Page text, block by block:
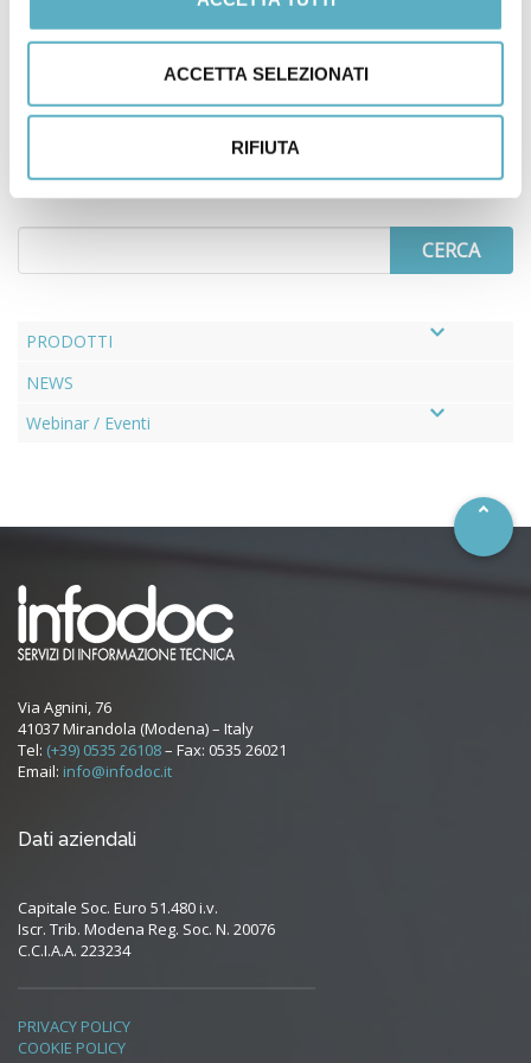
ACCETTA SELEZIONATI
RIFIUTA
DATABASE (CCMD)
Search
PRODOTTI
NEWS
Webinar / Eventi
Via Agnini, 76
41037 Mirandola (Modena) – Italy
Tel: (+39) 0535 26108– Fax: 0535 26021
Email: info@infodoc.it
Dati aziendali
Capitale Soc. Euro 51.480 i.v.
Iscr. Trib. Modena Reg. Soc. N. 20076
C.C.I.A.A. 223234
PRIVACY POLICY
COOKIE POLICY